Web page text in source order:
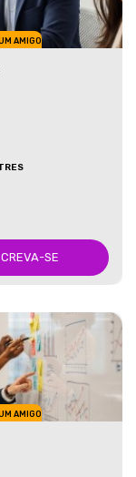
AMIGO
SE
AMIGO